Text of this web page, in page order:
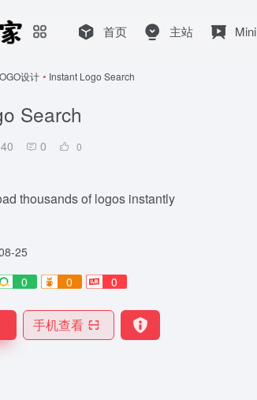
首页 主站 Mini
设计 • Instant Logo Search
Search
0 0
thousands of logos instantly
25
0 0 0
手机查看